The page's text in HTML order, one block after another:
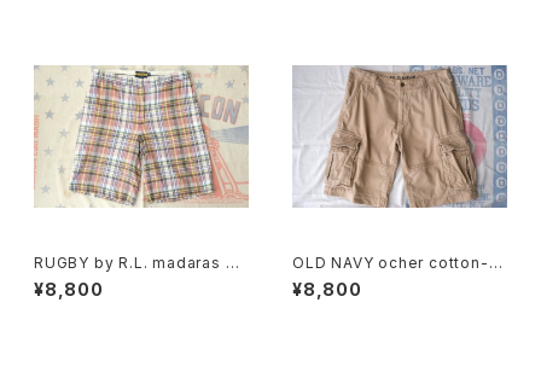
RUGBY by R.L. madaras pl
aid cotton Shorts
¥8,800
OLD NAVY ocher cotton-t
will cargo Shorts
¥8,800